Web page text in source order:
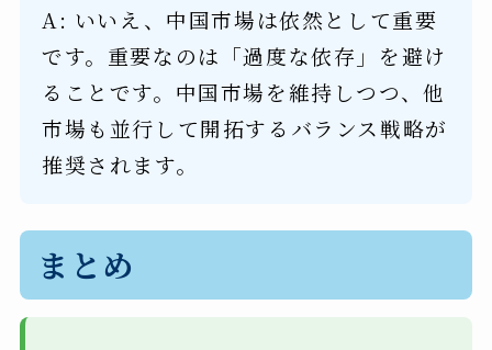
A: いいえ、中国市場は依然として重要
です。重要なのは「過度な依存」を避け
ることです。中国市場を維持しつつ、他
市場も並行して開拓するバランス戦略が
推奨されます。
まとめ